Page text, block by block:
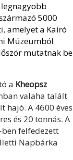
5000
amelyet a Kairó
Múzeumból
mutatnak be
a Kheopsz
valaha talált
hajó. A 4600 éves
és 20 tonnás. A
felfedezett
Napbárka